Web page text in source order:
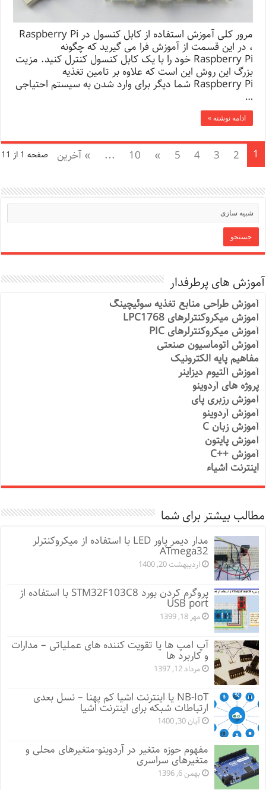
مرور کلی آموزش استفاده از کابل کنسول در Raspberry Pi
، در این قسمت از آموزش فرا می گیرید که چگونه
Raspberry Pi خود را با یک کابل کنسول کنترل کنید. مزیت
بزرگ این روش این است که علاوه بر تامین تغذیه
Raspberry Pi شما دیگر برای وارد شدن به سیستم احتیاجی
…
ادامه نوشته »
صفحه 1 از 11 1
2
3
4
5
»
10
... » آخرین
آموزش های پرطرفدار
آموزش طراحی منابع تغذیه سوئیچینگ
آموزش میکروکنترلرهای LPC1768
آموزش میکروکنترلرهای PIC
آموزش اتوماسیون صنعتی
مفاهیم پایه الکترونیک
آموزش آلتیوم دیزاینر
پروژه های آردوینو
آموزش رزبری پای
آموزش آردوینو
آموزش زبان C
آموزش پایتون
آموزش ++C
اینترنت اشیاء
مطالب بیشتر برای شما
مدار دیمر پاور LED با استفاده از میکروکنترلر
ATmega32
اردیبهشت 20, 1400
پروگرم کردن بورد STM32F103C8 با استفاده از
USB port
مهر 18, 1399
آپ امپ ها یا تقویت کننده های عملیاتی – مدارات
و کاربرد ها
مرداد 12, 1397
NB-IoT یا اینترنت اشیا کم پهنا – نسل بعدی
ارتباطات شبکه برای اینترنت اشیا
آبان 30, 1400
مفهوم حوزه متغیر در آردوینو-متغیرهای محلی و
متغیرهای سراسری
بهمن 6, 1396